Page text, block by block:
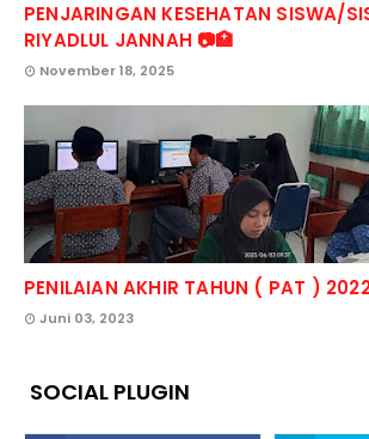
PENJARINGAN KESEHATAN SISWA/
RIYADLUL JANNAH 📷🏥
November 18, 2025
PENILAIAN AKHIR TAHUN ( PAT )
Juni 03, 2023
SOCIAL PLUGIN